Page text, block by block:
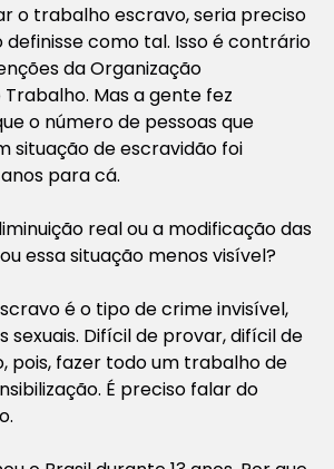
o trabalho escravo, seria preciso
definisse como tal. Isso é contrário
da Organização
Mas a gente fez
o número de pessoas que
situação de escravidão foi
para cá.
real ou a modificação das
essa situação menos visível?
é o tipo de crime invisível,
sexuais. Difícil de provar, difícil de
pois, fazer todo um trabalho de
É preciso falar do